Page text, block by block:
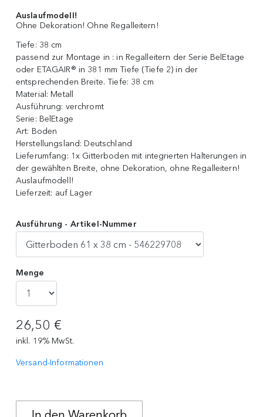
Auslaufmodell!
Ohne Dekoration! Ohne Regalleitern!
Tiefe: 38 cm
passend zur Montage in : in Regalleitern der Serie BelEtage
oder ETAGAIR® in 381 mm Tiefe (Tiefe 2) in der
entsprechenden Breite. Tiefe: 38 cm
Material: Metall
Ausführung: verchromt
Serie: BelEtage
Art: Boden
Herstellungsland: Deutschland
Lieferumfang: 1x Gitterboden mit integrierten Halterungen in
der gewählten Breite, ohne Dekoration, ohne Regalleitern!
Auslaufmodell!
Lieferzeit: auf Lager
Ausführung - Artikel-Nummer
Menge
26,50 €
inkl. 19% MwSt.
Versand-Informationen